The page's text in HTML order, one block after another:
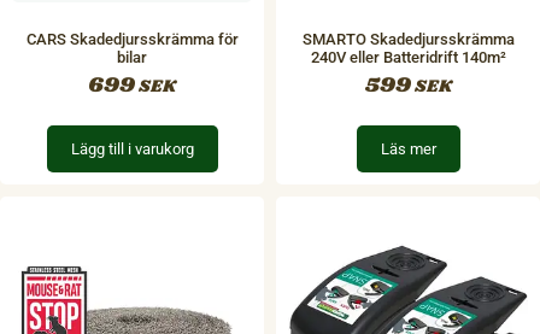
CARS Skadedjursskrämma för
bilar
699SEK
Lägg till i varukorg
SMARTO Skadedjursskrämma
240V eller Batteridrift 140m²
599SEK
Läs mer